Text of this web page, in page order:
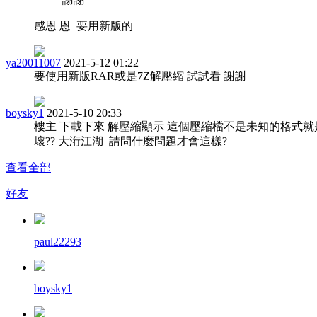
感恩 恩 要用新版的
ya20011007 2021-5-12 01:22
要使用新版RAR或是7Z解壓縮 試試看 謝謝
boysky1 2021-5-10 20:33
樓主 下載下來 解壓縮顯示 這個壓縮檔不是未知的格式就
壞?? 大洐江湖 請問什麼問題才會這樣?
查看全部
好友
paul22293
boysky1